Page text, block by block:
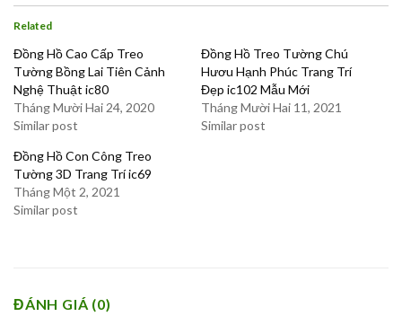
Related
Đồng Hồ Cao Cấp Treo
Tường Bồng Lai Tiên Cảnh
Nghệ Thuật ic80
Tháng Mười Hai 24, 2020
Similar post
Đồng Hồ Treo Tường Chú
Hươu Hạnh Phúc Trang Trí
Đẹp ic102 Mẫu Mới
Tháng Mười Hai 11, 2021
Similar post
Đồng Hồ Con Công Treo
Tường 3D Trang Trí ic69
Tháng Một 2, 2021
Similar post
ĐÁNH GIÁ (0)